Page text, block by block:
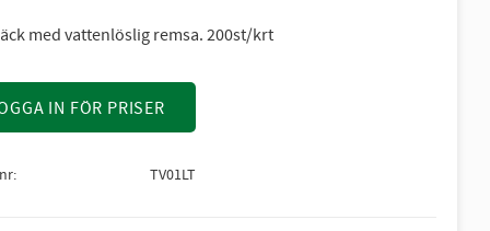
med vattenlöslig remsa. 200st/krt
IN FÖR PRISER
TV01LT